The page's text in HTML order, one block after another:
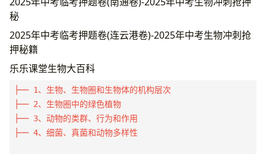
秘
2025年中考临考押题卷(连云港卷)-2025年中考生物冲刺抢
押秘籍
乐乐课堂生物大百科
├── 1、生物、生物圈和生物体的机构层次
├── 2、生物圈中的绿色植物
├── 3、动物的类群、行为和作用
├── 4、细菌、真菌和动物多样性